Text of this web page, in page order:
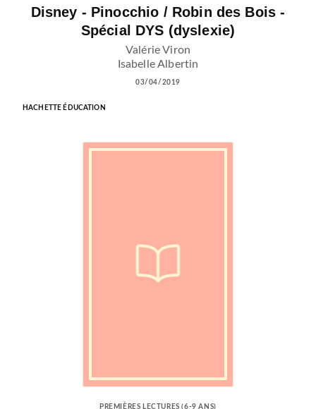
Disney - Pinocchio / Robin des Bois -
Spécial DYS (dyslexie)
Valérie Viron
Isabelle Albertin
03/04/2019
HACHETTE ÉDUCATION
PREMIÈRES LECTURES (6-9 ANS)